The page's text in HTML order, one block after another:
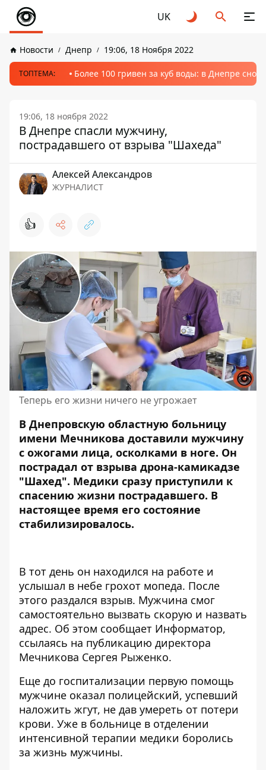
UK
Новости Днепр 19:06, 18 Ноября 2022
ТОПТЕМА: Более 100 гривен за куб воды: в Днепре
19:06, 18 ноября 2022
В Днепре спасли мужчину,
пострадавшего от взрыва "Шахеда"
Алексей Александров
ЖУРНАЛИСТ
👍
Теперь его жизни ничего не угрожает
В Днепровскую областную больницу
имени Мечникова доставили мужчину
с ожогами лица, осколками в ноге. Он
пострадал от взрыва дрона-камикадзе
"Шахед". Медики сразу приступили к
спасению жизни пострадавшего. В
настоящее время его состояние
стабилизировалось.
В тот день он находился на работе и
услышал в небе грохот мопеда. После
этого раздался взрыв. Мужчина смог
самостоятельно вызвать скорую и назвать
адрес. Об этом сообщает Информатор,
ссылаясь на публикацию директора
Мечникова Сергея Рыженко.
Еще до госпитализации первую помощь
мужчине оказал полицейский, успевший
наложить жгут, не дав умереть от потери
крови. Уже в больнице в отделении
интенсивной терапии медики боролись
за жизнь мужчины.